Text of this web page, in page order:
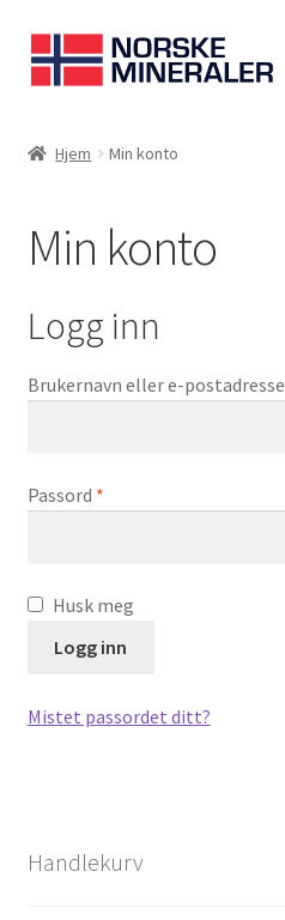
Handlekurv
Kontakt oss
Min konto
Om oss
Hjem Min konto
Min konto
Logg inn
Brukernavn eller e-postadresse
Passord *
Husk meg
Logg inn
Mistet passordet ditt?
Handlekurv